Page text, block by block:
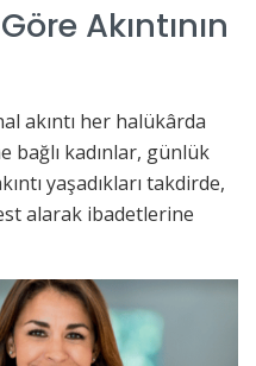
Akıntının
akıntı her halükârda
bağlı kadınlar, günlük
yaşadıkları takdirde,
alarak ibadetlerine